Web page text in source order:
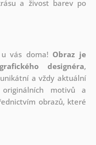
a živost barev po
vás doma! Obraz je
designéra,
a vždy aktuální
motivů a
obrazů, které